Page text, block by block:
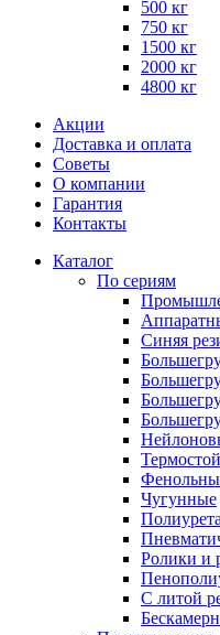
500 кг
750 кг
1500 кг
2000 кг
4800 кг
Акции
Доставка и оплата
Советы
О компании
Гарантия
Контакты
Каталог
По сериям
Синяя
Чугунные
Ролики и
С литой